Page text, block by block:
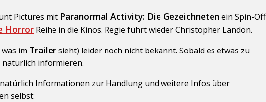
Pictures mit Paranormal Activity: Die Gezeichneten ein Spin-Off
Horror Reihe in die Kinos. Regie führt wieder Christopher Landon.
im Trailersieht) leider noch nicht bekannt. Sobald es etwas zu
natürlich informieren.
Informationen zur Handlung und weitere Infos über
selbst: